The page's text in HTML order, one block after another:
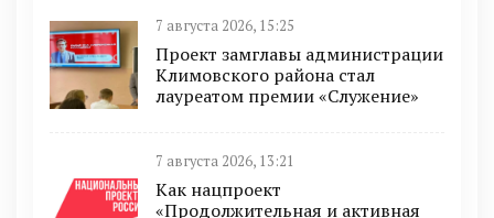
7 августа 2026, 15:25
Проект замглавы администрации
Климовского района стал
лауреатом премии «Служение»
7 августа 2026, 13:21
Как нацпроект
«Продолжительная и активная